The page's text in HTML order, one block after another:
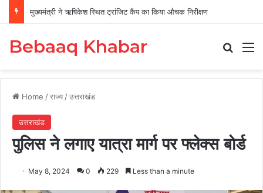
मुख्यमंत्री ने ऋषिकेश स्थित ट्रांजिट कैंप का किया औचक निरीक्षण
Bebaaq Khabar
Home /राज्य /उत्तराखंड
उत्तराखंड
पुलिस ने लगाए यात्रा मार्ग पर फ्लेक्स बोर्ड
May 8, 2024 0 229 Less than a minute